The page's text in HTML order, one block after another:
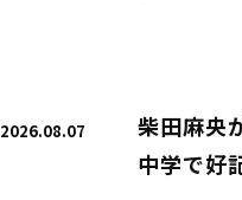
2026.08.07
柴田麻央
中学で好